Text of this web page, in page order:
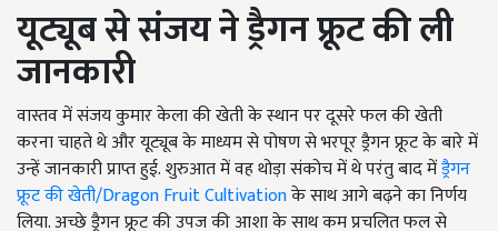
यूट्यूबसे संजय ने ड्रैगन फ्रूट की ली
जानकारी
वास्तव में संजय कुमार केला की खेती के स्थान पर दूसरे फल की खेती
करना चाहते थे और यूट्यूब के माध्यम से पोषण से भरपूर ड्रैगन फ्रूट के बारे में
उन्हें जानकारी प्राप्त हुई. शुरुआत में वह थोड़ा संकोच में थे परंतु बाद मेंड्रैगन
फ्रूट की खेती/Dragon Fruit Cultivationके साथ आगे बढ़ने का निर्णय
लिया. अच्छे ड्रैगन फ्रूट की उपज की आशा के साथ कम प्रचलित फल से